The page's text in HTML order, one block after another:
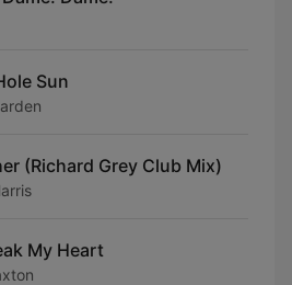
Sun
(Richard Grey Club Mix)
My Heart